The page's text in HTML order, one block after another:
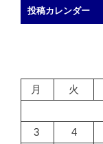
投稿カレンダー
月
火
3
4